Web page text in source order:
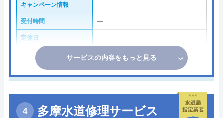
キャンペーン情報
受付時間 ―
定休日 ―
サービスの内容をもっと見る
多摩水道修理サービス